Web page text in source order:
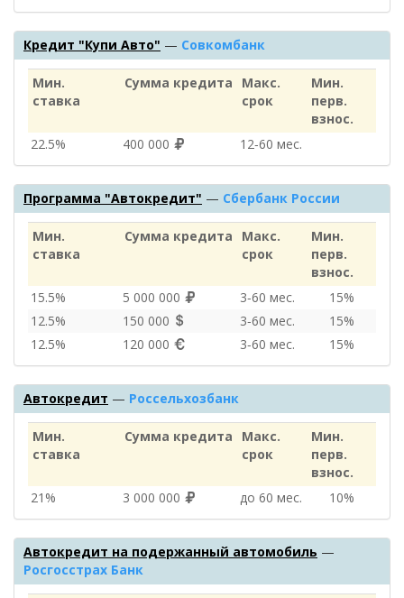
Кредит "Купи Авто" — Совкомбанк
Мин.
ставка
Сумма кредита
Макс.
срок
Мин.
перв.
взнос.
22.5%
400 000 12‑60 мес.
Программа "Автокредит" — Сбербанк России
Мин.
ставка
Сумма кредита
Макс.
срок
Мин.
перв.
взнос.
15.5%
5 000 000 3‑60 мес.
15%
12.5%
150 000 3‑60 мес.
15%
12.5%
120 000 3‑60 мес. 15%
Автокредит — Россельхозбанк
Мин.
ставка
Сумма кредита
Макс.
срок
Мин.
перв.
взнос.
21%
3 000 000 до 60 мес. 10%
Автокредит на подержанный автомобиль —
Росгосстрах Банк